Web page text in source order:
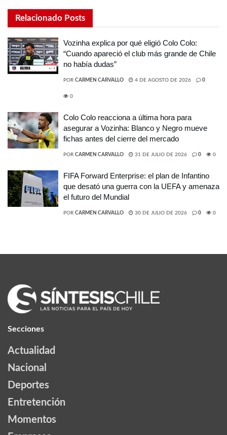
Relacionado Posts
Vozinha explica por qué eligió Colo Colo:
“Cuando apareció el club más grande de Chile
no había dudas”
POR CARMEN CARVALLO 4 DE AGOSTO DE 2026 0
0
Colo Colo reacciona a última hora para
asegurar a Vozinha: Blanco y Negro mueve
fichas antes del cierre del mercado
POR CARMEN CARVALLO 31 DE JULIO DE 2026 0 0
FIFA Forward Enterprise: el plan de Infantino
que desató una guerra con la UEFA y amenaza
el futuro del Mundial
POR CARMEN CARVALLO 30 DE JULIO DE 2026 0 0
Secciones
Actualidad
Nacional
Deportes
Entretención
Momentos